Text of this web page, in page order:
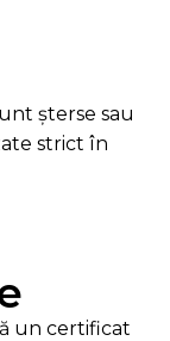
șterse sau
strict în
un certificat